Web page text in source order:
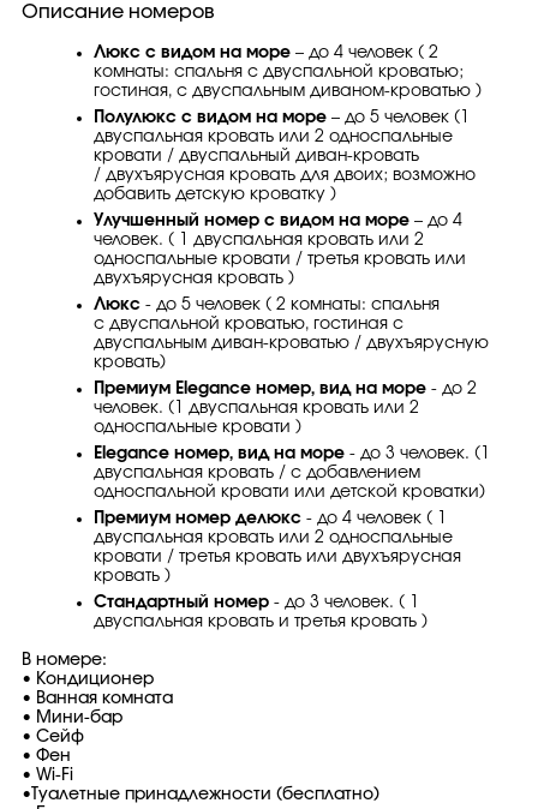
Описание номеров
Люкс с видом на море – до 4 человек ( 2
комнаты: спальня с двуспальной кроватью;
гостиная, с двуспальным диваном-кроватью )
Полулюкс с видом на море – до 5 человек (1
двуспальная кровать или 2 односпальные
кровати / двуспальный диван-кровать
/ двухъярусная кровать для двоих; возможно
добавить детскую кроватку )
Улучшенный номер с видом на море – до 4
человек. ( 1 двуспальная кровать или 2
односпальные кровати / третья кровать или
двухъярусная кровать )
Люкс - до 5 человек ( 2 комнаты: спальня
с двуспальной кроватью, гостиная с
двуспальным диван-кроватью / двухъярусную
кровать)
Премиум Elegance номер, вид на море - до 2
человек. (1 двуспальная кровать или 2
односпальные кровати )
Elegance номер, вид на море - до 3 человек. (1
двуспальная кровать / с добавлением
односпальной кровати или детской кроватки)
Премиум номер делюкс - до 4 человек ( 1
двуспальная кровать или 2 односпальные
кровати / третья кровать или двухъярусная
кровать )
Стандартный номер - до 3 человек. ( 1
двуспальная кровать и третья кровать )
В номере:
• Кондиционер
• Ванная комната
• Мини-бар
• Сейф
• Фен
• Wi-Fi
•Туалетные принадлежности (бесплатно)